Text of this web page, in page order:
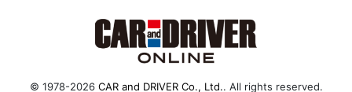
© 1978-2026 CAR and DRIVER Co., Ltd.. All rights reserved.